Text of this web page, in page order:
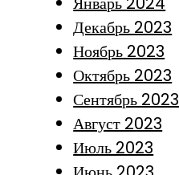
Декабрь 2023
Ноябрь 2023
Октябрь 2023
Сентябрь 2023
Август 2023
Июль 2023